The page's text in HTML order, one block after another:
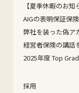
【夏季休暇のお知
AIGの表明保証保
弊社を装った偽ア
経営者保険の講話
2025年度 Top
採用